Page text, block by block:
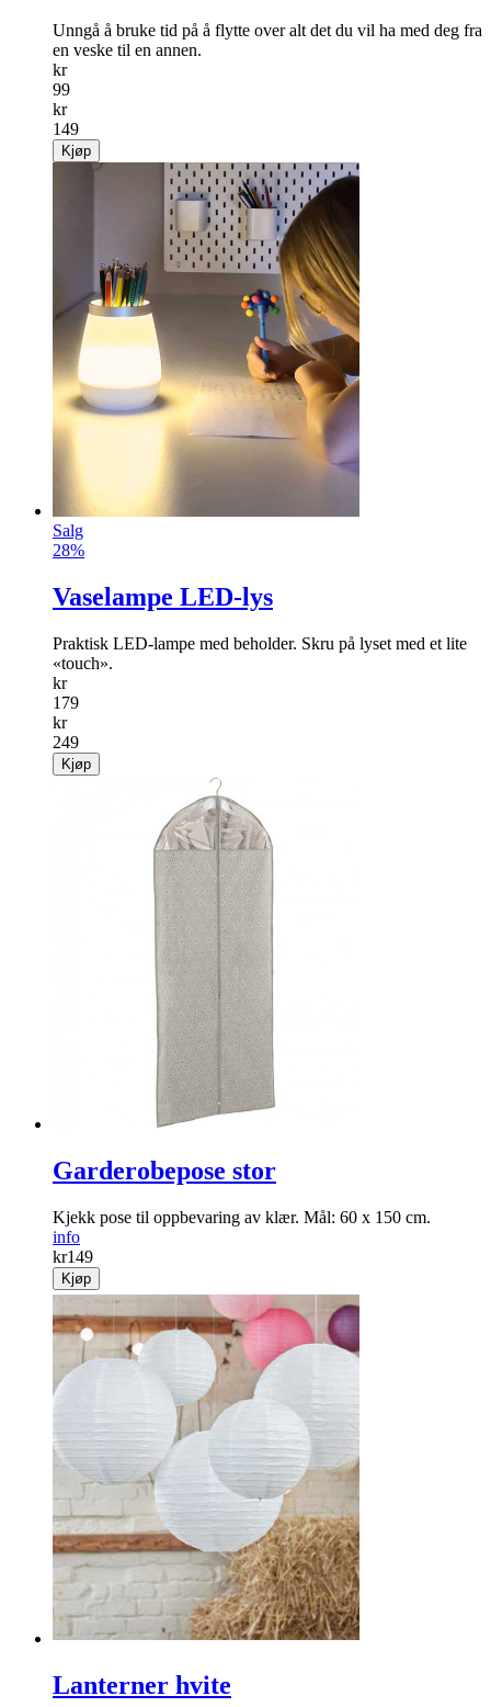
Unngå å bruke tid på å flytte over alt det du vil ha med deg fra
en veske til en annen.
kr
99
kr
149
Kjøp
Salg
28%
Vaselampe LED-lys
Praktisk LED-lampe med beholder. Skru på lyset med et lite
«touch».
kr
179
kr
249
Kjøp
Garderobepose stor
Kjekk pose til opp­bevaring av klær. Mål: 60 x 150 cm.
info
kr149
Kjøp
Lanterner hvite